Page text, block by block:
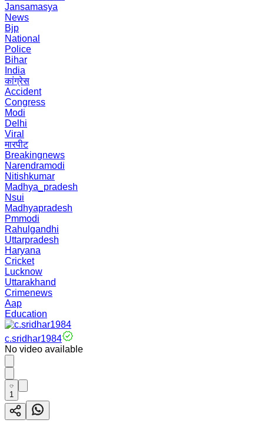
Jansamasya
News
Bjp
National
Police
Bihar
India
कांग्रेस
Accident
Congress
Modi
Delhi
Viral
मारपीट
Breakingnews
Narendramodi
Nitishkumar
Madhya_pradesh
Nsui
Madhyapradesh
Pmmodi
Rahulgandhi
Uttarpradesh
Haryana
Cricket
Lucknow
Uttarakhand
Crimenews
Aap
Education
c.sridhar1984
No video available
1